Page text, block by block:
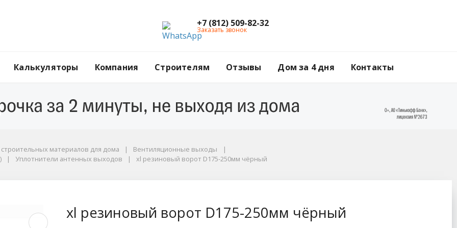
+7 (812) 509-82-32
Заказать звонок
Калькуляторы Компания Строителям Отзывы Дом за 4 дня Контакты
строительных материалов для дома
Вентиляционные выходы
Уплотнители антенных выходов xl резиновый ворот D175-250мм чёрный
xl резиновый ворот D175-250мм чёрный